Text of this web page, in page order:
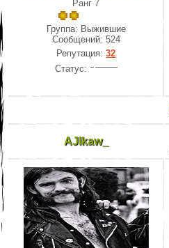
Ранг 7
Группа: Выжившие
Сообщений: 524
Репутация:32
Статус:
AJlkaw_